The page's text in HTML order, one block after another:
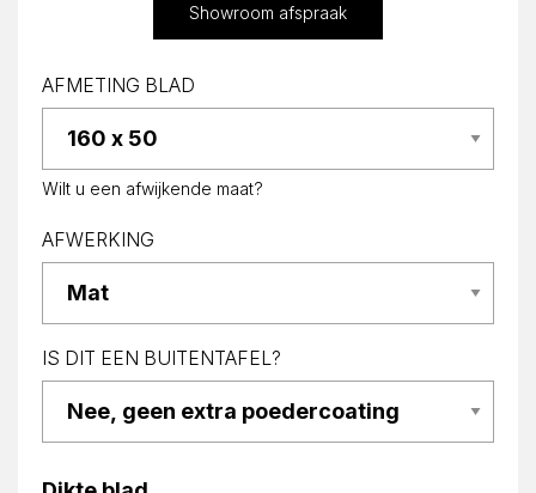
Showroom afspraak
AFMETING BLAD
Wilt u een afwijkende maat?
AFWERKING
IS DIT EEN BUITENTAFEL?